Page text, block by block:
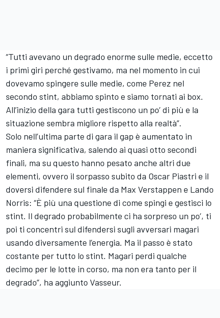
“Tutti avevano un degrado enorme sulle medie, eccetto
i primi giri perché gestivamo, ma nel momento in cui
dovevamo spingere sulle medie, come Perez nel
secondo stint, abbiamo spinto e siamo tornati ai box.
All’inizio della gara tutti gestiscono un po’ di più e la
situazione sembra migliore rispetto alla realtà”.
Solo nell’ultima parte di gara il gap è aumentato in
maniera significativa, salendo ai quasi otto secondi
finali, ma su questo hanno pesato anche altri due
elementi, ovvero il sorpasso subito da Oscar Piastri e il
doversi difendere sul finale da Max Verstappen e Lando
Norris: “È più una questione di come spingi e gestisci lo
stint. Il degrado probabilmente ci ha sorpreso un po’, ti
poi ti concentri sul difendersi sugli avversari magari
usando diversamente l’energia. Ma il passo è stato
costante per tutto lo stint. Magari perdi qualche
decimo per le lotte in corso, ma non era tanto per il
degrado”, ha aggiunto Vasseur.